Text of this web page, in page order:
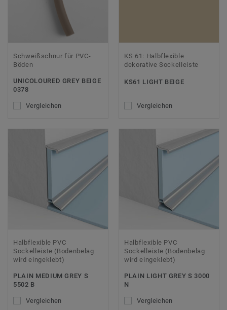
Schweißschnur für PVC-
Böden
UNICOLOURED GREY BEIGE
0378
Vergleichen
KS 61: Halbflexible
dekorative Sockelleiste
KS61 LIGHT BEIGE
Vergleichen
Halbflexible PVC
Sockelleiste (Bodenbelag
wird eingeklebt)
PLAIN MEDIUM GREY S
5502 B
Vergleichen
Halbflexible PVC
Sockelleiste (Bodenbelag
wird eingeklebt)
PLAIN LIGHT GREY S 3000
N
Vergleichen